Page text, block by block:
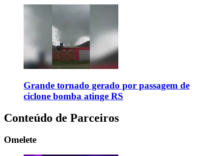
Grande tornado gerado por passagem de
ciclone bomba atinge RS
Conteúdo de Parceiros
Omelete